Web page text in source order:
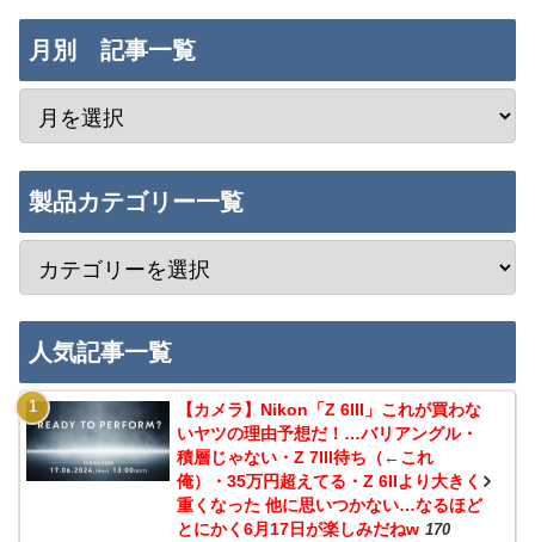
月別 記事一覧
製品カテゴリー一覧
人気記事一覧
【カメラ】Nikon「Z 6III」これが買わな
いヤツの理由予想だ！…バリアングル・
積層じゃない・Z 7III待ち（←これ
俺）・35万円超えてる・Z 6IIより大きく
重くなった 他に思いつかない…なるほど
とにかく6月17日が楽しみだねw 170